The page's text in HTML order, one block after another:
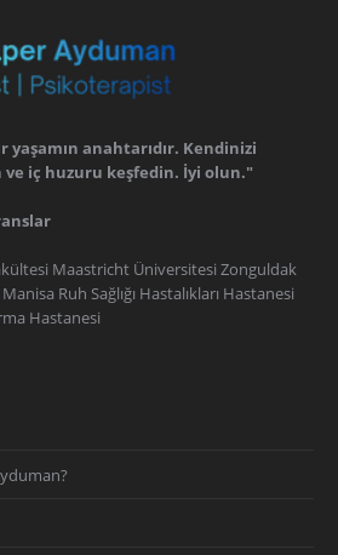
yaşamın anahtarıdır. Kendinizi
ve iç huzuru keşfedin. İyi olun."
Maastricht Üniversitesi Zonguldak
Ruh Sağlığı Hastalıkları Hastanesi
Hastanesi